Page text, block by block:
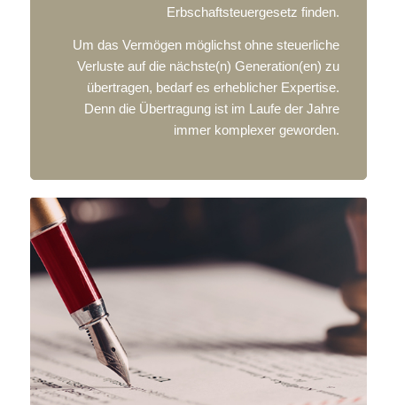
Erbschaftsteuergesetz finden.
Um das Vermögen möglichst ohne steuerliche
Verluste auf die nächste(n) Generation(en) zu
übertragen, bedarf es erheblicher Expertise.
Denn die Übertragung ist im Laufe der Jahre
immer komplexer geworden.